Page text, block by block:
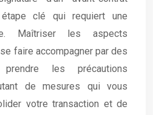
clé qui requiert une
Maîtriser les aspects
faire accompagner par des
les précautions
de mesures qui vous
votre transaction et de